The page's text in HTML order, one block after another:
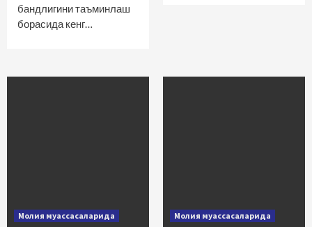
бандлигини таъминлаш
борасида кенг…
Молия муассасаларида Молия муассасаларида